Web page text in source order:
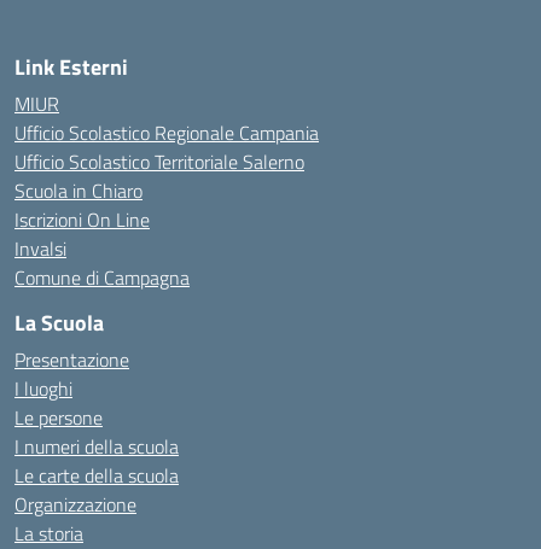
Link Esterni
MIUR
Ufficio Scolastico Regionale Campania
Ufficio Scolastico Territoriale Salerno
Scuola in Chiaro
Iscrizioni On Line
Invalsi
Comune di Campagna
La Scuola
Presentazione
I luoghi
Le persone
I numeri della scuola
Le carte della scuola
Organizzazione
La storia